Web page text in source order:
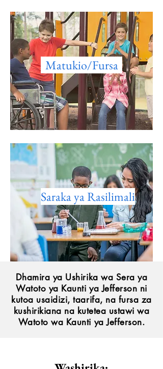
Matukio/Fursa
Saraka ya Rasilimali
Dhamira ya Ushirika wa Sera ya
Watoto ya Kaunti ya Jefferson ni
kutoa usaidizi, taarifa, na fursa za
kushirikiana na kutetea ustawi wa
Watoto wa Kaunti ya Jefferson.